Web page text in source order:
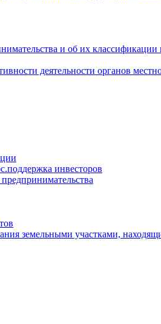
и об их классификации
деятельности органов
инвесторов
земельными участками,